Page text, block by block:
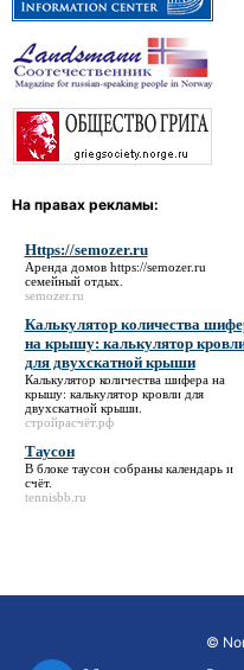
На правах рекламы:
Https://semozer.ru
Аренда домов https://semozer.ru
семейный отдых.
semozer.ru
Калькулятор количества
на крышу: калькулятор
для двухскатной крыши
Калькулятор количества шифера на
крышу: калькулятор кровли для
двухскатной крыши.
стройрасчёт.рф
Таусон
В блоке таусонсобраны календарь и
счёт.
tennisbb.ru
©